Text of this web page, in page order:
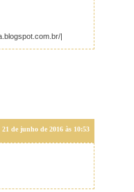
|
21 de junho de 2016 às 10:53